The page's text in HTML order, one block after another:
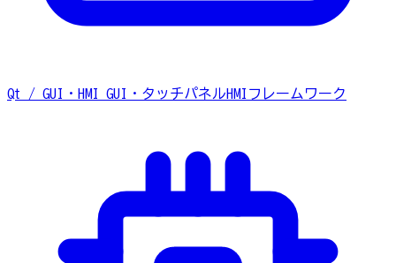
Qt / GUI・HMI GUI・タッチパネルHMIフレームワーク